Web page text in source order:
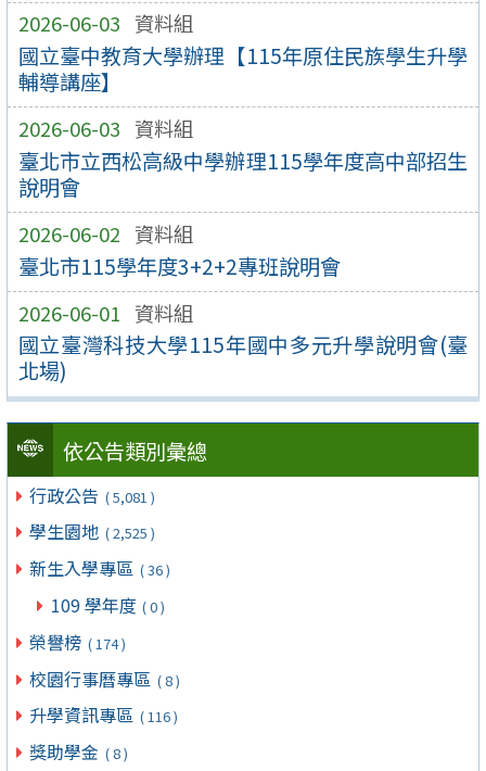
2026-06-03 資料組
國立臺中教育大學辦理【115年原住民族學生升學
輔導講座】
2026-06-03 資料組
臺北市立西松高級中學辦理115學年度高中部招生
說明會
2026-06-02 資料組
臺北市115學年度3+2+2專班說明會
2026-06-01 資料組
國立臺灣科技大學115年國中多元升學說明會(臺
北場)
依公告類別彙總
行政公告 ( 5,081 )
學生園地 ( 2,525 )
新生入學專區 ( 36 )
109 學年度 ( 0 )
榮譽榜 ( 174 )
校園行事曆專區 ( 8 )
升學資訊專區 ( 116 )
獎助學金 ( 8 )